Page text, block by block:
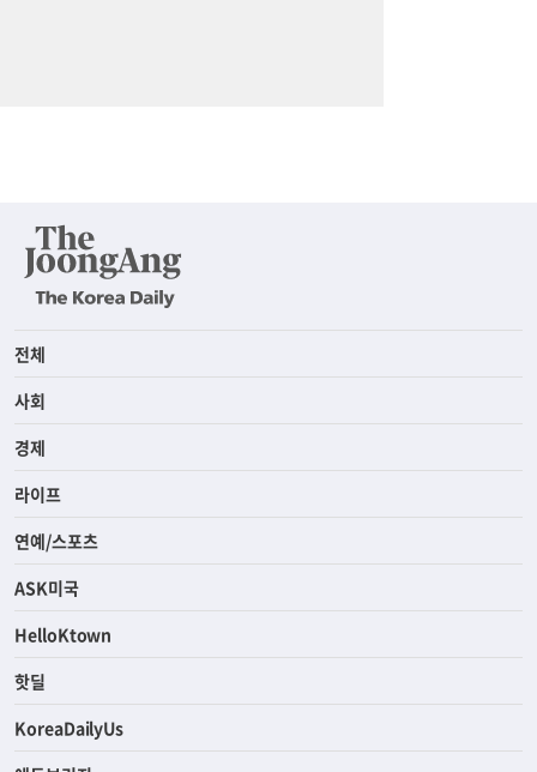
전체
사회
경제
라이프
연예/스포츠
ASK미국
HelloKtown
핫딜